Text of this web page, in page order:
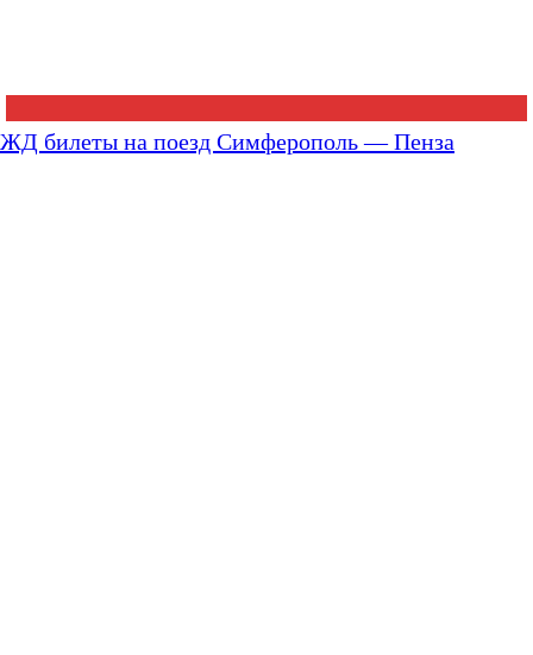
ЖД билеты на поезд Симферополь — Пенза